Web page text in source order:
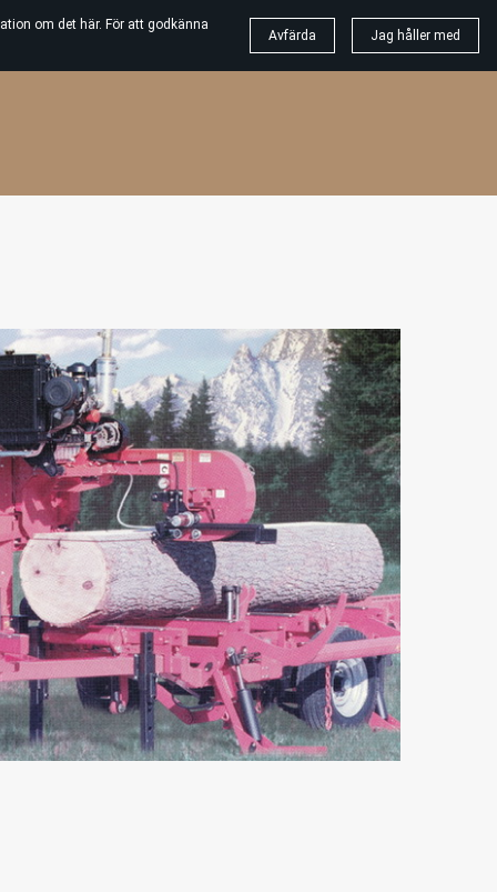
om det här. För att godkänna
Avfärda Jag håller med